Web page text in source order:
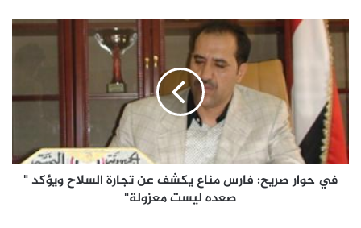
في حوار صريح: فارس مناع يكشف عن تجارة السلاح ويؤكد "
صعده ليست معزولة"